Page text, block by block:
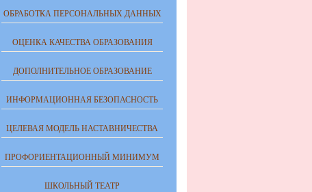
ОБРАБОТКА ПЕРСОНАЛЬНЫХ ДАННЫХ
ОЦЕНКА КАЧЕСТВА ОБРАЗОВАНИЯ
ДОПОЛНИТЕЛЬНОЕ ОБРАЗОВАНИЕ
ИНФОРМАЦИОННАЯ БЕЗОПАСНОСТЬ
ЦЕЛЕВАЯ МОДЕЛЬ НАСТАВНИЧЕСТВА
ПРОФОРИЕНТАЦИОННЫЙ МИНИМУМ
ШКОЛЬНЫЙ ТЕАТР